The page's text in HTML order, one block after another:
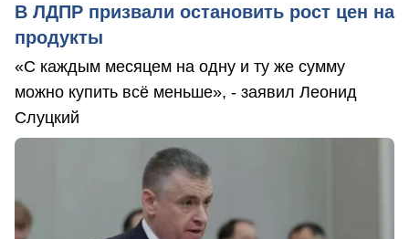
В ЛДПР призвали остановить рост цен на
продукты
«С каждым месяцем на одну и ту же сумму
можно купить всё меньше», - заявил Леонид
Слуцкий